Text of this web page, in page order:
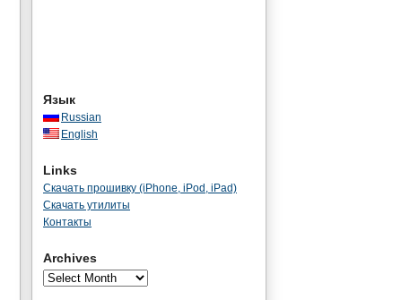
Язык
Russian
English
Links
Скачать прошивку (iPhone, iPod, iPad)
Скачать утилиты
Контакты
Archives